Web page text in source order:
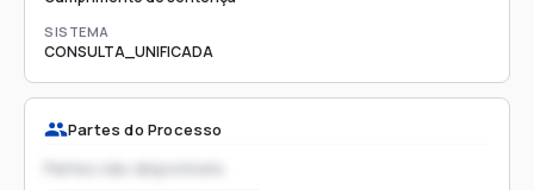
SISTEMA
CONSULTA_UNIFICADA
Partes do Processo
Partes não disponíveis